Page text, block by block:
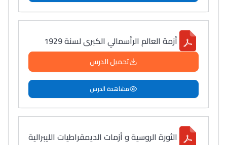
أزمة العالم الرأسمالي الكبرى لسنة 1929
تحميل الدرس
مشاهدة الدرس
الثورة الروسية و أزمات الديمقراطيات الليبرالية